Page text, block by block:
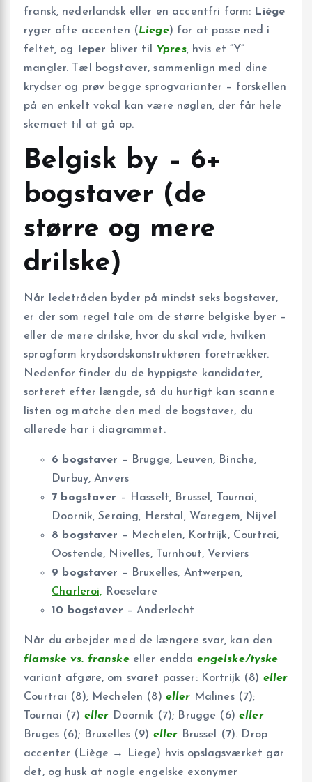
fransk, nederlandsk eller en accentfri form: Liège
ryger ofte accenten (Liege) for at passe ned i
feltet, og
Ieper bliver til Ypres, hvis et “Y”
mangler. Tæl bogstaver, sammenlign med dine
krydser og prøv begge sprogvarianter – forskellen
på en enkelt vokal kan være nøglen, der får hele
skemaet til at gå op.
Belgisk by – 6+
bogstaver (de
større og mere
drilske)
Når ledetråden byder på mindst seks bogstaver,
er der som regel tale om de større belgiske byer –
eller de mere drilske, hvor du skal vide, hvilken
sprogform krydsordskonstruktøren foretrækker.
Nedenfor finder du de hyppigste kandidater,
sorteret efter længde, så du hurtigt kan scanne
listen og matche den med de bogstaver, du
allerede har i diagrammet.
6 bogstaver – Brugge, Leuven, Binche,
Durbuy, Anvers
7 bogstaver – Hasselt, Brussel, Tournai,
Doornik, Seraing, Herstal, Waregem, Nijvel
8 bogstaver – Mechelen, Kortrijk, Courtrai,
Oostende, Nivelles, Turnhout, Verviers
9 bogstaver – Bruxelles, Antwerpen,
Charleroi, Roeselare
10 bogstaver – Anderlecht
Når du arbejder med de længere svar, kan den
flamske vs. franskeeller endda engelske/tyske
variant afgøre, om svaret passer: Kortrijk (8) eller
Courtrai (8); Mechelen (8) eller Malines (7);
Tournai (7) eller Doornik (7); Brugge (6)eller
Bruges (6); Bruxelles (9) eller Brussel (7). Drop
accenter (Liège → Liege) hvis opslagsværket gør
det, og husk at nogle engelske exonymer